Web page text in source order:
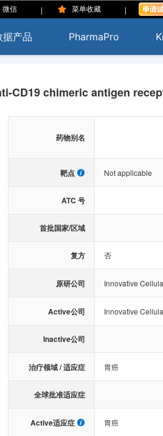
微信 | 菜单收藏 |
据产品 PharmaPro
CD19 chimeric antigen
药物别名
靶点 Not applicable
ATC 号
首批国家/区域
复方 否
原研公司 Innovative
Active公司 Innovative
Inactive公司
治疗领域 / 适应症 胃癌
全球批准适应症
Active适应症 胃癌